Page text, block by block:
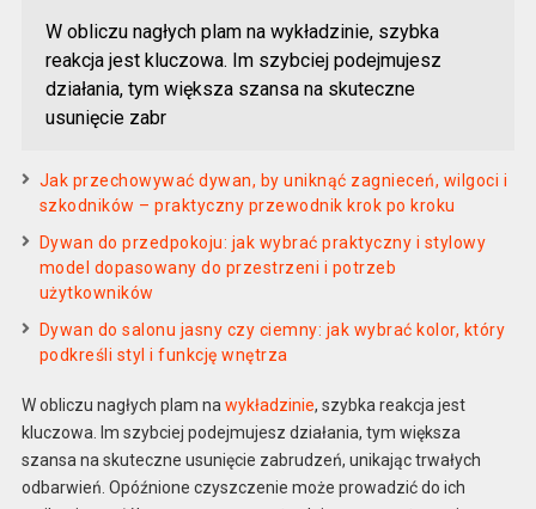
W obliczu nagłych plam na wykładzinie, szybka
reakcja jest kluczowa. Im szybciej podejmujesz
działania, tym większa szansa na skuteczne
usunięcie zabr
Jak przechowywać dywan, by uniknąć zagnieceń, wilgoci i
szkodników – praktyczny przewodnik krok po kroku
Dywan do przedpokoju: jak wybrać praktyczny i stylowy
model dopasowany do przestrzeni i potrzeb
użytkowników
Dywan do salonu jasny czy ciemny: jak wybrać kolor, który
podkreśli styl i funkcję wnętrza
W obliczu nagłych plam nawykładzinie, szybka reakcja jest
kluczowa. Im szybciej podejmujesz działania, tym większa
szansa na skuteczne usunięcie zabrudzeń, unikając trwałych
odbarwień. Opóźnione czyszczenie może prowadzić do ich